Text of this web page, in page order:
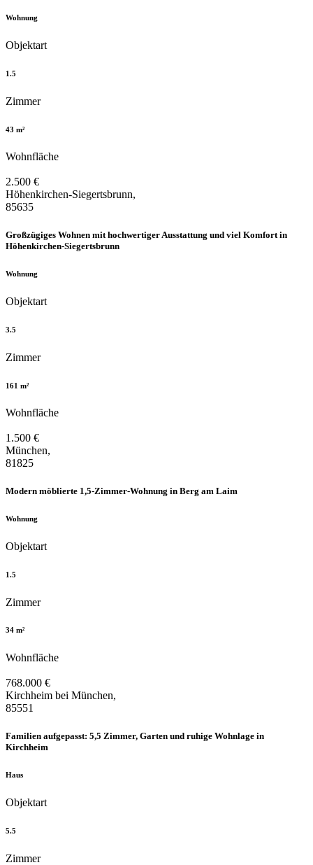
Wohnung
Objektart
1.5
Zimmer
43 m²
Wohnfläche
2.500 €
Höhenkirchen-Siegertsbrunn,
85635
Großzügiges Wohnen mit hochwertiger Ausstattung und viel Komfort in
Höhenkirchen-Siegertsbrunn
Wohnung
Objektart
3.5
Zimmer
161 m²
Wohnfläche
1.500 €
München,
81825
Modern möblierte 1,5-Zimmer-Wohnung in Berg am Laim
Wohnung
Objektart
1.5
Zimmer
34 m²
Wohnfläche
768.000 €
Kirchheim bei München,
85551
Familien aufgepasst: 5,5 Zimmer, Garten und ruhige Wohnlage in
Kirchheim
Haus
Objektart
5.5
Zimmer